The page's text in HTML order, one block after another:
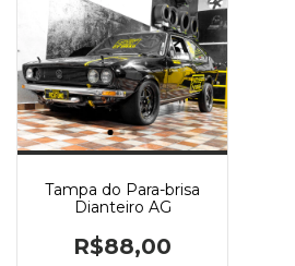
Tampa do Para-brisa
Dianteiro AG
R$88,00